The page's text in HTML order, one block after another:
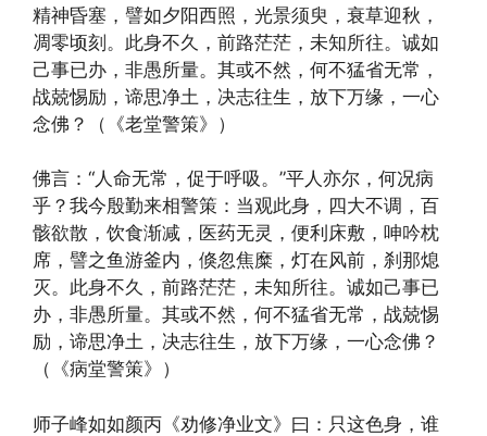
精神昏塞，譬如夕阳西照，光景须臾，衰草迎秋，
凋零顷刻。此身不久，前路茫茫，未知所往。诚如
己事已办，非愚所量。其或不然，何不猛省无常，
战兢惕励，谛思净土，决志往生，放下万缘，一心
念佛？（《老堂警策》）
佛言：“人命无常，促于呼吸。”平人亦尔，何况病
乎？我今殷勤来相警策：当观此身，四大不调，百
骸欲散，饮食渐减，医药无灵，便利床敷，呻吟枕
席，譬之鱼游釜内，倏忽焦糜，灯在风前，刹那熄
灭。此身不久，前路茫茫，未知所往。诚如己事已
办，非愚所量。其或不然，何不猛省无常，战兢惕
励，谛思净土，决志往生，放下万缘，一心念佛？
（《病堂警策》）
师子峰如如颜丙《劝修净业文》曰：只这色身，谁